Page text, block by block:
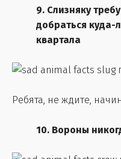
9. Слизняку
добраться куда-
квартала
Ребята, не ждите,
10. Вороны